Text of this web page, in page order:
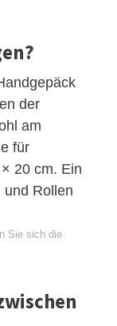
der
am
für
20 cm. Ein
und Rollen
Sie sich die